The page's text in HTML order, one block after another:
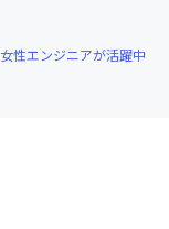
女性エンジニアが活躍中